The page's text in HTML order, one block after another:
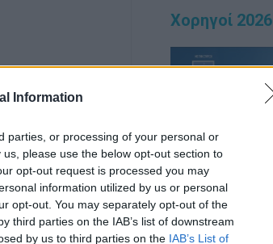
Information
parties, or processing of your personal or
please use the below opt-out section to
opt-out request is processed you may
information utilized by us or personal
opt-out. You may separately opt-out of the
third parties on the IAB’s list of downstream
by us to third parties on the IAB’s List of
Χορηγοί 2026